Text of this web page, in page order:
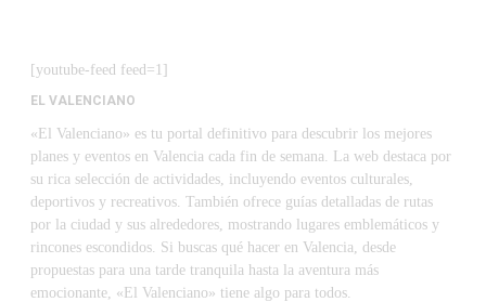
[youtube-feed feed=1]
EL VALENCIANO
«El Valenciano» es tu portal definitivo para descubrir los mejores
planes y eventos en Valencia cada fin de semana. La web destaca por
su rica selección de actividades, incluyendo eventos culturales,
deportivos y recreativos. También ofrece guías detalladas de rutas
por la ciudad y sus alrededores, mostrando lugares emblemáticos y
rincones escondidos. Si buscas qué hacer en Valencia, desde
propuestas para una tarde tranquila hasta la aventura más
emocionante, «El Valenciano» tiene algo para todos.